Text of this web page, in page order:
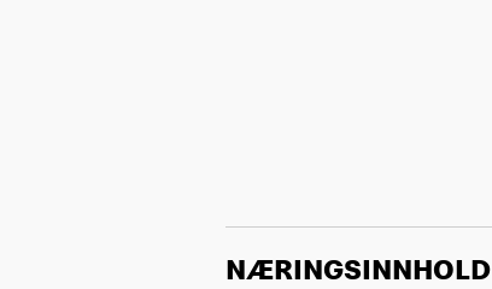
NÆRINGSINNHOLD